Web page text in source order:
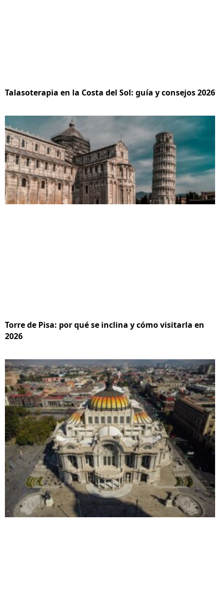
Talasoterapia en la Costa del Sol: guía y consejos 2026
Torre de Pisa: por qué se inclina y cómo visitarla en
2026